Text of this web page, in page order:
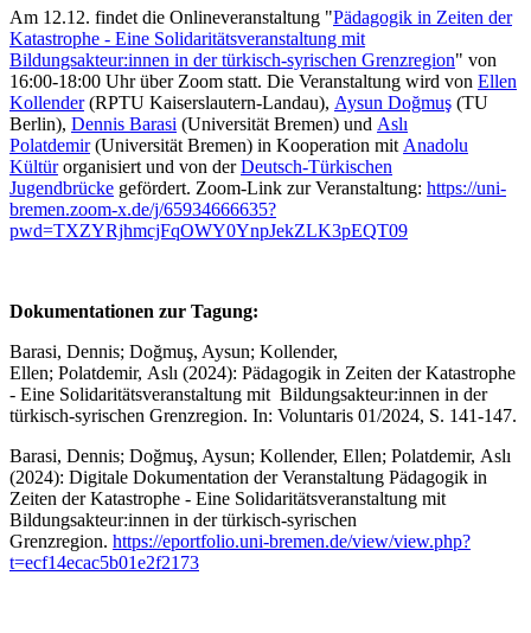
Am 12.12. findet die Onlineveranstaltung "Pädagogik in Zeiten der
Katastrophe - Eine Solidaritätsveranstaltung mit
Bildungsakteur:innen in der türkisch-syrischen Grenzregion" von
16:00-18:00 Uhr über Zoom statt. Die Veranstaltung wird von Ellen
Kollender(RPTU Kaiserslautern-Landau), Aysun Doğmuş (TU
Berlin), Dennis Barasi (Universität Bremen) und Aslı
Polatdemir(Universität Bremen) in Kooperation mit Anadolu
Kültürorganisiert und von derDeutsch-Türkischen
Jugendbrücke gefördert. Zoom-Link zur Veranstaltung: https://uni-
bremen.zoom-x.de/j/65934666635?
pwd=TXZYRjhmcjFqOWY0YnpJekZLK3pEQT09
Dokumentationen zur Tagung:
Barasi, Dennis; Doğmuş, Aysun; Kollender,
Ellen; Polatdemir, Aslı (2024): Pädagogik in Zeiten der Katastrophe
- Eine Solidaritätsveranstaltung mit Bildungsakteur:innen in der
türkisch-syrischen Grenzregion. In: Voluntaris 01/2024, S. 141-147.
Barasi, Dennis; Doğmuş, Aysun; Kollender, Ellen; Polatdemir, Aslı
(2024): Digitale Dokumentation der Veranstaltung Pädagogik in
Zeiten der Katastrophe - Eine Solidaritätsveranstaltung mit
Bildungsakteur:innen in der türkisch-syrischen
Grenzregion. https://eportfolio.uni-bremen.de/view/view.php?
t=ecf14ecac5b01e2f2173